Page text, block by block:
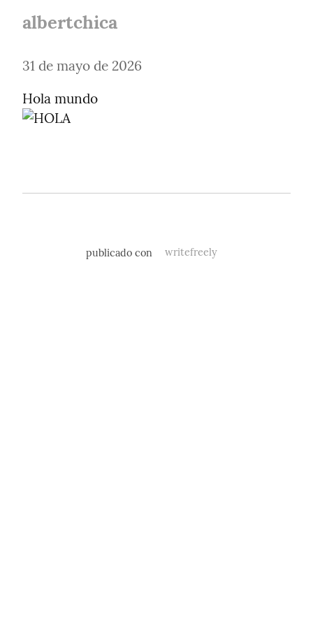
albertchica
31 de mayo de 2026
publicado con writefreely